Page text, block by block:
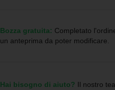
Bozza gratuita: Completato
un anteprima da poter modificare.
Hai bisogno di aiuto? Il nostro